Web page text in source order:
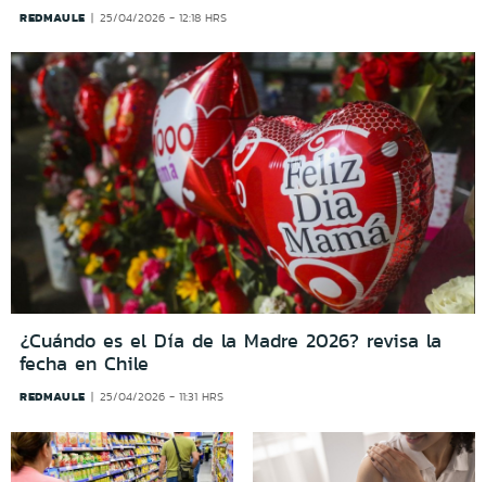
REDMAULE 25/04/2026 - 12:18 HRS
¿Cuándo es el Día de la Madre 2026? revisa la
fecha en Chile
REDMAULE 25/04/2026 - 11:31 HRS